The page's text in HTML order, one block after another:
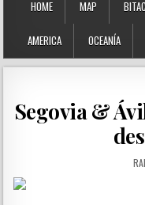
HOME
MAP
AMERICA OCEANÍA
Segovia &